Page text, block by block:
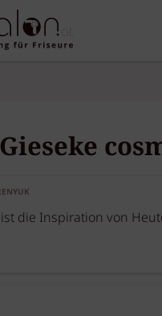
Gieseke
ist die Inspiration von